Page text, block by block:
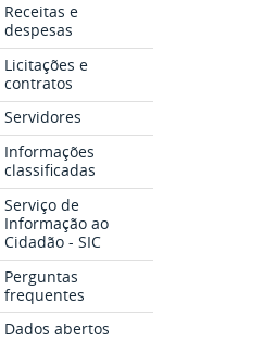
Receitas e
despesas
Licitações e
contratos
Servidores
Informações
classificadas
Serviço de
Informação ao
Cidadão - SIC
Perguntas
frequentes
Dados abertos